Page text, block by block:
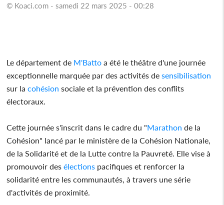
© Koaci.com - samedi 22 mars 2025 - 00:28
Le département de M'Batto a été le théâtre d'une journée
exceptionnelle marquée par des activités de sensibilisation
sur la cohésion sociale et la prévention des conflits
électoraux.
Cette journée s'inscrit dans le cadre du "Marathon de la
Cohésion" lancé par le ministère de la Cohésion Nationale,
de la Solidarité et de la Lutte contre la Pauvreté. Elle vise à
promouvoir des élections pacifiques et renforcer la
solidarité entre les communautés, à travers une série
d'activités de proximité.